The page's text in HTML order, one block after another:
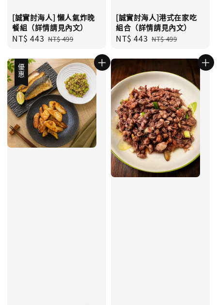
[誠實討海人] 懶人氣炸晚
餐組（詳情請見內文）
Sale
NT$ 443 Regular
NT$ 499
[誠實討海人]港式在家吃
組合（詳情請見內文）
Sale
NT$ 443 Regular
NT$ 499
優惠